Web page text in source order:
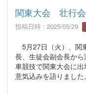
関東大会 壮行会
投稿日時 : 2025/05/29
5月27日（火）、関
長、生徒会副会長か
車競技で関東大会に
意気込みを語りました。